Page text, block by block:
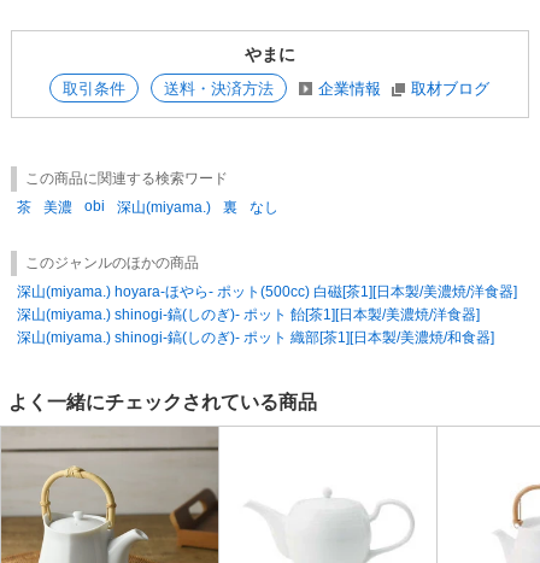
■上代での販売にご協力をお願い致します。
やまに
取引条件 送料・決済方法 企業情報 取材ブログ
この商品に関連する検索ワード
茶
美濃 obi 深山(miyama.) 裏 なし
このジャンルのほかの商品
深山(miyama.) hoyara-ほやら- ポット(500cc) 白磁[茶1][日本製/美濃焼/洋食器]
深山(miyama.) shinogi-鎬(しのぎ)- ポット 飴[茶1][日本製/美濃焼/洋食器]
深山(miyama.) shinogi-鎬(しのぎ)- ポット 織部[茶1][日本製/美濃焼/和食器]
よく一緒にチェックされている商品